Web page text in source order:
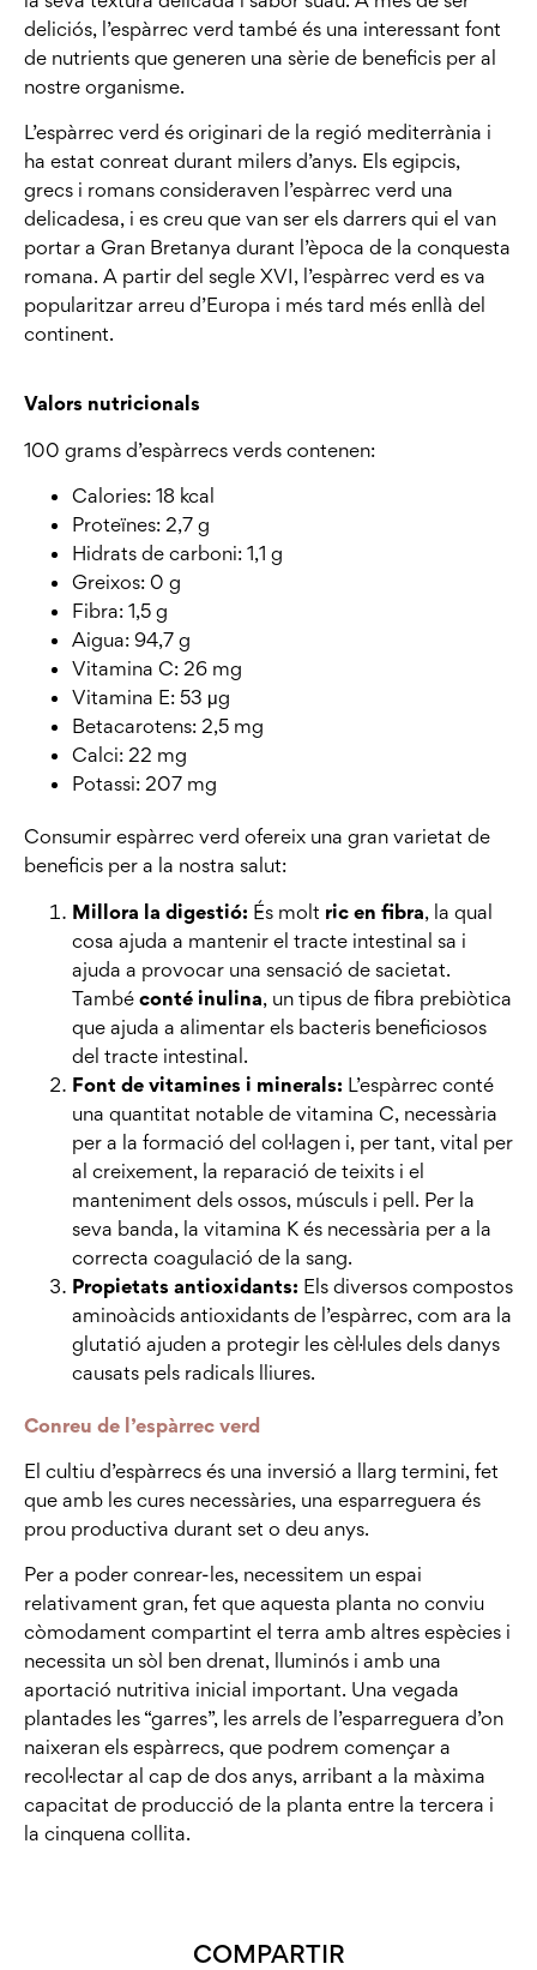
deliciós, l’espàrrec verd també és una interessant font
de nutrients que generen una sèrie de beneficis per al
nostre organisme.
L’espàrrec verd és originari de la regió mediterrània i
ha estat conreat durant milers d’anys. Els egipcis,
grecs i romans consideraven l’espàrrec verd una
delicadesa, i es creu que van ser els darrers qui el van
portar a Gran Bretanya durant l’època de la conquesta
romana. A partir del segle XVI, l’espàrrec verd es va
popularitzar arreu d’Europa i més tard més enllà del
continent.
Valors nutricionals
100 grams d’espàrrecs verds contenen:
Calories: 18 kcal
Proteïnes: 2,7 g
Hidrats de carboni: 1,1 g
Greixos: 0 g
Fibra: 1,5 g
Aigua: 94,7 g
Vitamina C: 26 mg
Vitamina E: 53 μg
Betacarotens: 2,5 mg
Calci: 22 mg
Potassi: 207 mg
Consumir espàrrec verd ofereix una gran varietat de
beneficis per a la nostra salut:
Millora la digestió: És molt ric en fibra, la qual
cosa ajuda a mantenir el tracte intestinal sa i
ajuda a provocar una sensació de sacietat.
També conté inulina, un tipus de fibra prebiòtica
que ajuda a alimentar els bacteris beneficiosos
del tracte intestinal.
Font de vitamines i minerals: L’espàrrec conté
una quantitat notable de vitamina C, necessària
per a la formació del col·lagen i, per tant, vital per
al creixement, la reparació de teixits i el
manteniment dels ossos, músculs i pell. Per la
seva banda, la vitamina K és necessària per a la
correcta coagulació de la sang.
Propietats antioxidants: Els diversos compostos
aminoàcids antioxidants de l’espàrrec, com ara la
glutatió ajuden a protegir les cèl·lules dels danys
causats pels radicals lliures.
Conreu de l’espàrrec verd
El cultiu d’espàrrecs és una inversió a llarg termini, fet
que amb les cures necessàries, una esparreguera és
prou productiva durant set o deu anys.
Per a poder conrear-les, necessitem un espai
relativament gran, fet que aquesta planta no conviu
còmodament compartint el terra amb altres espècies i
necessita un sòl ben drenat, lluminós i amb una
aportació nutritiva inicial important. Una vegada
plantades les “garres”, les arrels de l’esparreguera d’on
naixeran els espàrrecs, que podrem començar a
recol·lectar al cap de dos anys, arribant a la màxima
capacitat de producció de la planta entre la tercera i
la cinquena collita.
COMPARTIR